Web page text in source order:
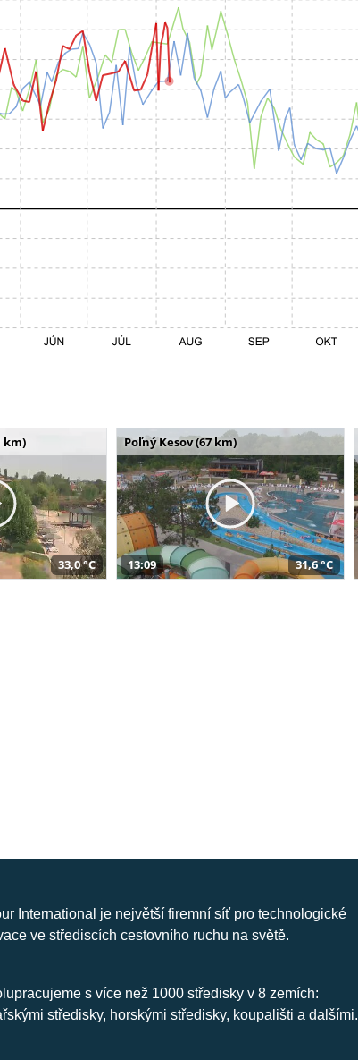
km)
33,0 °C
Poľný Kesov (67 km)
13:09 31,6 °C
International je největší firemní síť pro technologické
ve střediscích cestovního ruchu na světě.
s více než 1000 středisky v 8 zemích:
středisky, horskými středisky, koupališti a dalšími.